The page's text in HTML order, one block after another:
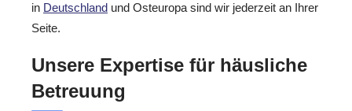
in Deutschland und Osteuropa sind wir jederzeit an Ihrer
Seite.
Unsere Expertise für häusliche
Betreuung